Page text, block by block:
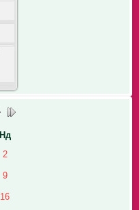
Нд
2
9
16